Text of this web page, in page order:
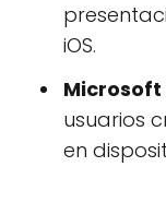
iOS.
Microsoft
usuarios
en